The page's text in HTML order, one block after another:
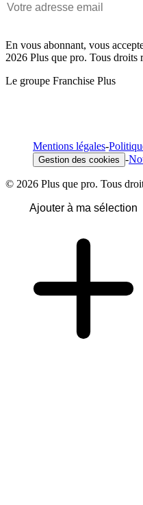
En vous abonnant, vous
2026 Plus que pro. Tous droits
Le groupe Franchise Plus
Mentions légales-
Gestion des cookies -
© 2026 Plus que pro. Tous
Ajouter à ma sélection